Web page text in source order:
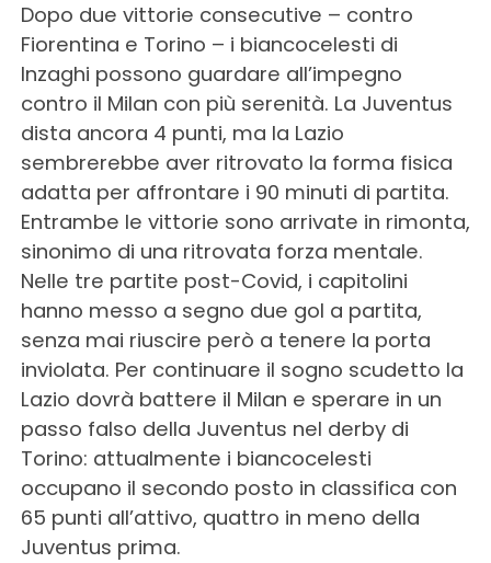
Dopo due vittorie consecutive – contro
Fiorentina e Torino – i biancocelesti di
Inzaghi possono guardare all’impegno
contro il Milan con più serenità. La Juventus
dista ancora 4 punti, ma la Lazio
sembrerebbe aver ritrovato la forma fisica
adatta per affrontare i 90 minuti di partita.
Entrambe le vittorie sono arrivate in rimonta,
sinonimo di una ritrovata forza mentale.
Nelle tre partite post-Covid, i capitolini
hanno messo a segno due gol a partita,
senza mai riuscire però a tenere la porta
inviolata. Per continuare il sogno scudetto la
Lazio dovrà battere il Milan e sperare in un
passo falso della Juventus nel derby di
Torino: attualmente i biancocelesti
occupano il secondo posto in classifica con
65 punti all’attivo, quattro in meno della
Juventus prima.